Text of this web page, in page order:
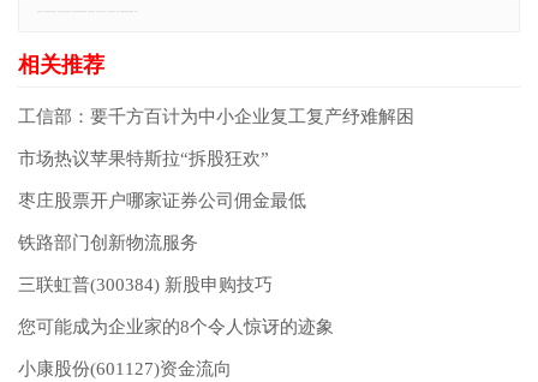
工信部：要千方百计为中小企业复工复产纾难解困
市场热议苹果特斯拉“拆股狂欢”
枣庄股票开户哪家证券公司佣金最低
铁路部门创新物流服务
三联虹普(300384) 新股申购技巧
您可能成为企业家的8个令人惊讶的迹象
小康股份(601127)资金流向